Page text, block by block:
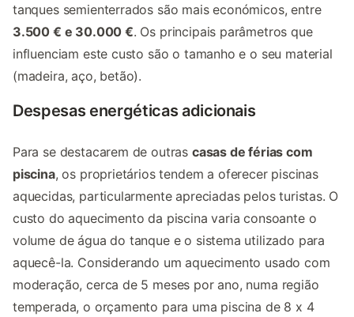
tanques semienterrados são mais económicos, entre
3.500 € e 30.000 €. Os principais parâmetros que
influenciam este custo são o tamanho e o seu material
(madeira, aço, betão).
Despesas energéticas adicionais
Para se destacarem de outras casas de férias com
piscina, os proprietários tendem a oferecer piscinas
aquecidas, particularmente apreciadas pelos turistas. O
custo do aquecimento da piscina varia consoante o
volume de água do tanque e o sistema utilizado para
aquecê-la. Considerando um aquecimento usado com
moderação, cerca de 5 meses por ano, numa região
temperada, o orçamento para uma piscina de 8 x 4